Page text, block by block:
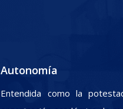
Autonomía
Entendida como la